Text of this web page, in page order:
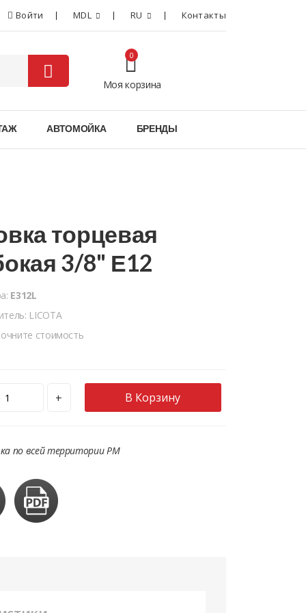
Войти MDL RU Контакты
Моя корзина
0
АВТОМОЙКА БРЕНДЫ
торцевая
3/8" Е12
E312L
LICOTA
стоимость
+ В Корзину
по всей территории РМ